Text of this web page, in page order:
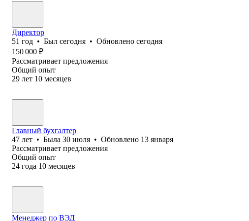
Директор
51 год • Был сегодня • Обновлено сегодня
150 000 ₽
Рассматривает предложения
Общий опыт
29 лет 10 месяцев
Главный бухгалтер
47 лет • Была 30 июля • Обновлено 13 января
Рассматривает предложения
Общий опыт
24 года 10 месяцев
Менеджер по ВЭД